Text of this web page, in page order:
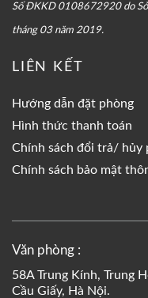
Số ĐKKD 0108672920 do
tháng 03 năm 2019.
LIÊN KẾT
Hướng dẫn đặt phòng
Hình thức thanh toán
Chính sách đổi trả/ hủy
Chính sách bảo mật
Văn phòng :
58A Trung Kính, Trung
Cầu Giấy, Hà Nội.